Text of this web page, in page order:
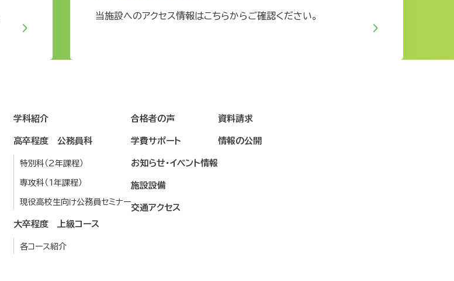
当施設へのアクセス情報はこちらからご確認ください。
学科紹介
高卒程度 公務員科
特別科（2年課程）
専攻科（1年課程）
現役高校生向け公務員セミナー
大卒程度 上級コース
各コース紹介
合格者の声
学費サポート
お知らせ・イベント情報
施設設備
交通アクセス
資料請求
情報の公開